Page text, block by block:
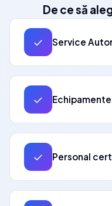
De ce să
✓ Service
✓
✓ Personal